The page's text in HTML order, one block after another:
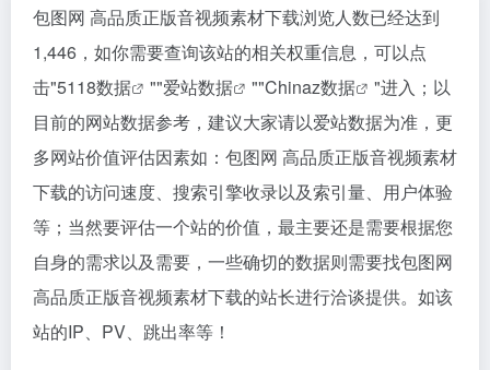
包图网 高品质正版音视频素材下载浏览人数已经达到
1,446，如你需要查询该站的相关权重信息，可以点
击"5118数据 ""爱站数据 ""Chinaz数据
"进入；以
目前的网站数据参考，建议大家请以爱站数据为准，更
多网站价值评估因素如：包图网 高品质正版音视频素材
下载的访问速度、搜索引擎收录以及索引量、用户体验
等；当然要评估一个站的价值，最主要还是需要根据您
自身的需求以及需要，一些确切的数据则需要找包图网
高品质正版音视频素材下载的站长进行洽谈提供。如该
站的IP、PV、跳出率等！